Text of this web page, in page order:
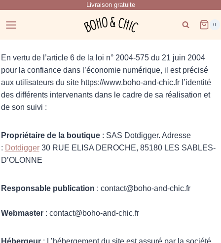
content
Livraison gratuite
0
En vertu de l’article 6 de la loi n° 2004-575 du 21 juin 2004
pour la confiance dans l’économie numérique, il est précisé
aux utilisateurs du site https://www.boho-and-chic.fr l’identité
des différents intervenants dans le cadre de sa réalisation et
de son suivi :
Propriétaire de la boutique: SAS Dotdigger. Adresse
: Dotdigger30 RUE ELISA DEROCHE, 85180 LES SABLES-
D’OLONNE
Responsable publication : contact@boho-and-chic.fr
Webmaster: contact@boho-and-chic.fr
Hébergeur: L’hébergement du site est assuré par la société